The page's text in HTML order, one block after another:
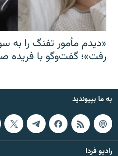
«دیدم مأمور تفنگ را
رفت»؛ گفت‌و‌گو با فریده
به ما بپیوندید
رادیو فردا